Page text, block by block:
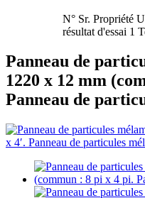
N° Sr. Propriété
résultat d'essai 1
Panneau de
1220 x 12 mm
Panneau de